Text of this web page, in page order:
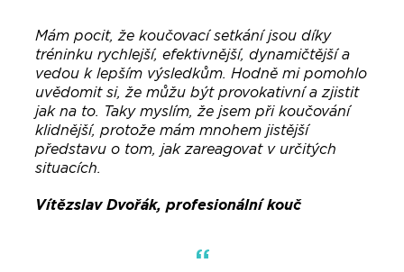
Mám pocit, že koučovací setkání jsou díky
tréninku rychlejší, efektivnější, dynamičtější a
vedou k lepším výsledkům. Hodně mi pomohlo
uvědomit si, že můžu být provokativní a zjistit
jak na to. Taky myslím, že jsem při koučování
klidnější, protože mám mnohem jistější
představu o tom, jak zareagovat v určitých
situacích.
Vítězslav Dvořák, profesionální kouč